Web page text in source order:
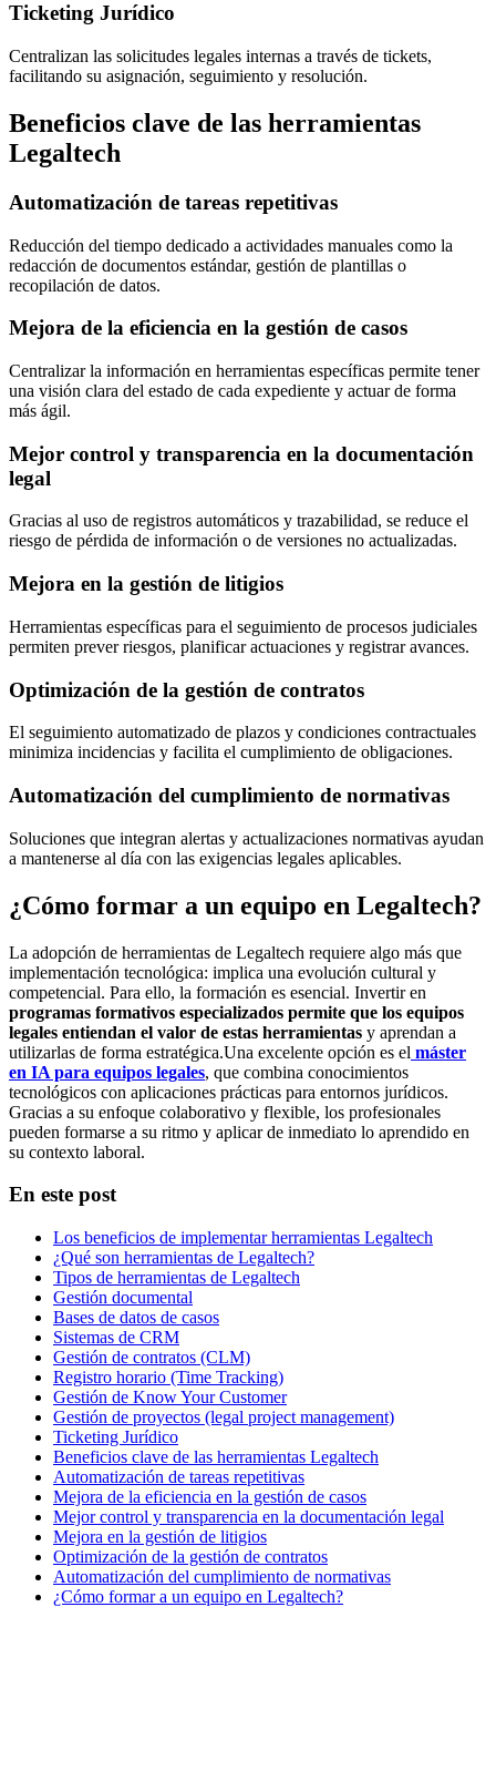
Ticketing Jurídico
Centralizan las solicitudes legales internas a través de tickets,
facilitando su asignación, seguimiento y resolución.
Beneficios clave de las herramientas
Legaltech
Automatización de tareas repetitivas
Reducción del tiempo dedicado a actividades manuales como la
redacción de documentos estándar, gestión de plantillas o
recopilación de datos.
Mejora de la eficiencia en la gestión de casos
Centralizar la información en herramientas específicas permite tener
una visión clara del estado de cada expediente y actuar de forma
más ágil.
Mejor control y transparencia en la documentación
legal
Gracias al uso de registros automáticos y trazabilidad, se reduce el
riesgo de pérdida de información o de versiones no actualizadas.
Mejora en la gestión de litigios
Herramientas específicas para el seguimiento de procesos judiciales
permiten prever riesgos, planificar actuaciones y registrar avances.
Optimización de la gestión de contratos
El seguimiento automatizado de plazos y condiciones contractuales
minimiza incidencias y facilita el cumplimiento de obligaciones.
Automatización del cumplimiento de normativas
Soluciones que integran alertas y actualizaciones normativas ayudan
a mantenerse al día con las exigencias legales aplicables.
¿Cómo formar a un equipo en Legaltech?
La adopción de herramientas de Legaltech requiere algo más que
implementación tecnológica: implica una evolución cultural y
competencial. Para ello, la formación es esencial. Invertir en
programas formativos especializados permite que los equipos
legales entiendan el valor de estas herramientas y aprendan a
utilizarlas de forma estratégica.Una excelente opción es el máster
en IA para equipos legales, que combina conocimientos
tecnológicos con aplicaciones prácticas para entornos jurídicos.
Gracias a su enfoque colaborativo y flexible, los profesionales
pueden formarse a su ritmo y aplicar de inmediato lo aprendido en
su contexto laboral.
En este post
Los beneficios de implementar herramientas Legaltech
¿Qué son herramientas de Legaltech?
Tipos de herramientas de Legaltech
Gestión documental
Bases de datos de casos
Sistemas de CRM
Gestión de contratos (CLM)
Registro horario (Time Tracking)
Gestión de Know Your Customer
Gestión de proyectos (legal project management)
Ticketing Jurídico
Beneficios clave de las herramientas Legaltech
Automatización de tareas repetitivas
Mejora de la eficiencia en la gestión de casos
Mejor control y transparencia en la documentación legal
Mejora en la gestión de litigios
Optimización de la gestión de contratos
Automatización del cumplimiento de normativas
¿Cómo formar a un equipo en Legaltech?